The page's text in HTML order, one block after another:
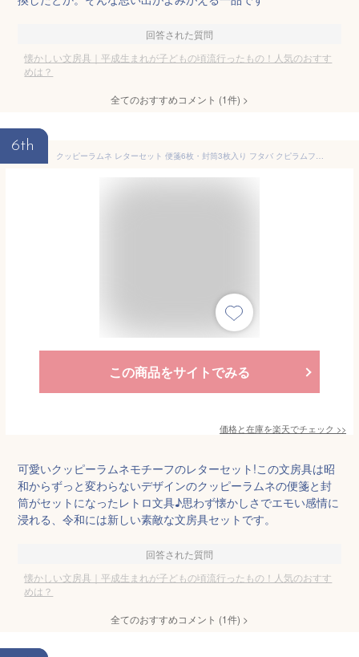
回答された質問
懐かしい文房具｜平成生まれが子どもの頃流行ったもの！人気のおすす
めは？
全てのおすすめコメント (1件) >
6th
クッピーラムネ レターセット 便箋6枚・封筒3枚入り フタバ クピラムフレンズ カクダイ製菓 可愛い レトロ キャラクター 手紙 かわいい 昭和 お菓子 文具 贈り物 ギフト プレゼント 懐かしい グッズ 手書き アイテム 小物 雑貨 お手紙 ご挨拶
この商品をサイトでみる
価格と在庫を楽天でチェック >>
可愛いクッピーラムネモチーフのレターセット!この文房具は昭
和からずっと変わらないデザインのクッピーラムネの便箋と封
筒がセットになったレトロ文具♪思わず懐かしさでエモい感情に
浸れる、令和には新しい素敵な文房具セットです。
回答された質問
懐かしい文房具｜平成生まれが子どもの頃流行ったもの！人気のおすす
めは？
全てのおすすめコメント (1件) >